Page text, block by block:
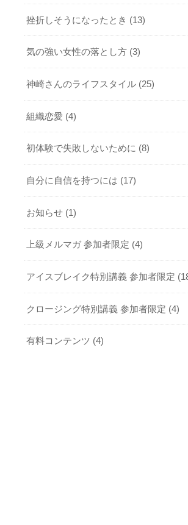
挫折しそうになったとき (13)
気の強い女性の落とし方 (3)
神崎さんのライフスタイル (25)
組織恋愛 (4)
初体験で失敗しないために (8)
自分に自信を持つには (17)
お知らせ (1)
上級メルマガ 参加者限定 (4)
アイスブレイク特別講義 参加者限定
クロージング特別講義 参加者限定 (4)
有料コンテンツ (4)